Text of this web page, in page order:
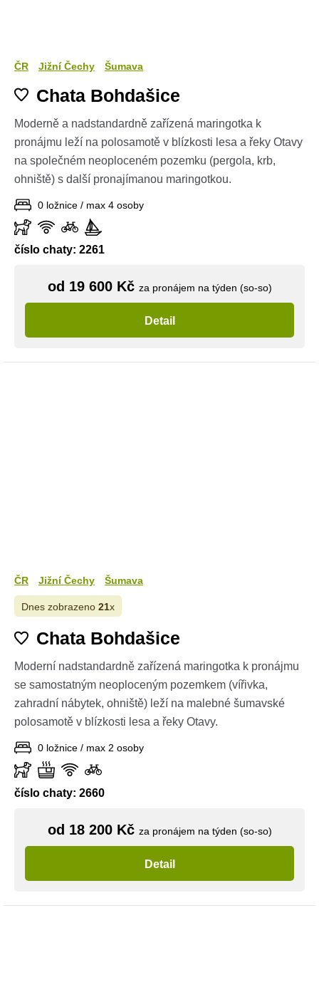
ČR Jižní Čechy Šumava
Chata Bohdašice
Moderně a nadstandardně zařízená maringotka k
pronájmu leží na polosamotě v blízkosti lesa a řeky Otavy
na společném neoploceném pozemku (pergola, krb,
ohniště) s další pronajímanou maringotkou.
0 ložnice / max 4 osoby
číslo chaty: 2261
od 19 600 Kč za pronájem na týden (so-so)
Detail
ČR Jižní Čechy Šumava
Dnes zobrazeno 21x
Chata Bohdašice
Moderní nadstandardně zařízená maringotka k pronájmu
se samostatným neoploceným pozemkem (vířivka,
zahradní nábytek, ohniště) leží na malebné šumavské
polosamotě v blízkosti lesa a řeky Otavy.
0 ložnice / max 2 osoby
číslo chaty: 2660
od 18 200 Kč za pronájem na týden (so-so)
Detail